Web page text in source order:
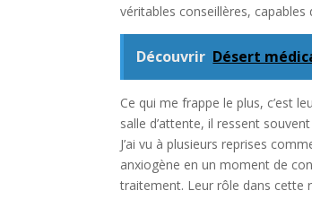
véritables conseillères, capables
Découvrir Désert
Ce qui me frappe le plus, c’est
salle d’attente, il ressent
J’ai vu à plusieurs reprises
anxiogène en un moment de
traitement. Leur rôle dans cette